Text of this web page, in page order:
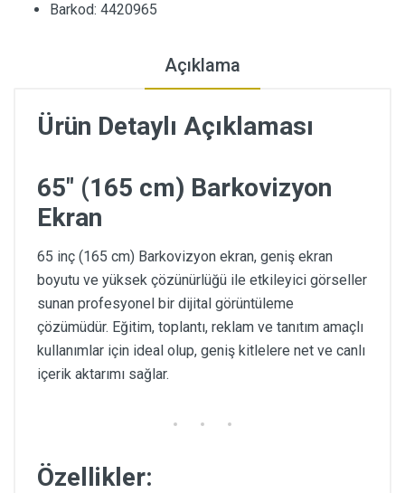
Barkod: 4420965
Açıklama
Ürün Detaylı Açıklaması
65" (165 cm) Barkovizyon
Ekran
65 inç (165 cm) Barkovizyon ekran, geniş ekran
boyutu ve yüksek çözünürlüğü ile etkileyici görseller
sunan profesyonel bir dijital görüntüleme
çözümüdür. Eğitim, toplantı, reklam ve tanıtım amaçlı
kullanımlar için ideal olup, geniş kitlelere net ve canlı
içerik aktarımı sağlar.
Özellikler: